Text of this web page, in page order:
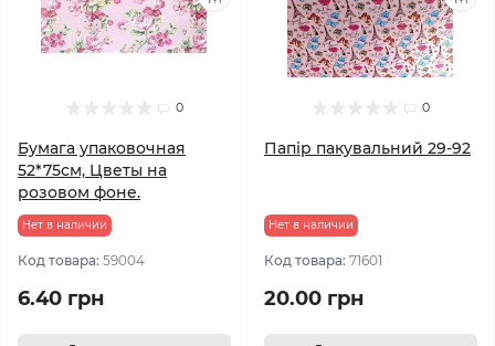
0
Бумага упаковочная
52*75см, Цветы на
розовом фоне.
Нет в наличии
Код товара: 59004
6.40 грн
0
Папір пакувальний 29-92
Нет в наличии
Код товара: 71601
20.00 грн